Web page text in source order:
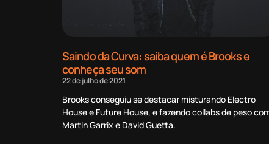
Saindo da Curva: saiba quem é Brooks e
conheça seu som
22 de julho de 2021
Brooks conseguiu se destacar misturando Electro
House e Future House, e fazendo collabs de peso
Martin Garrix e David Guetta.